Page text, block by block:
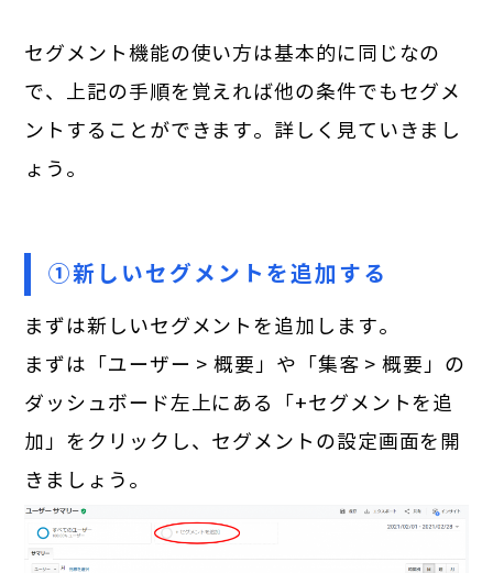
セグメント機能の使い方は基本的に同じなの
で、上記の手順を覚えれば他の条件でもセグメ
ントすることができます。詳しく見ていきまし
ょう。
①新しいセグメントを追加する
まずは新しいセグメントを追加します。
まずは「ユーザー > 概要」や「集客 > 概要」の
ダッシュボード左上にある「+セグメントを追
加」をクリックし、セグメントの設定画面を開
きましょう。